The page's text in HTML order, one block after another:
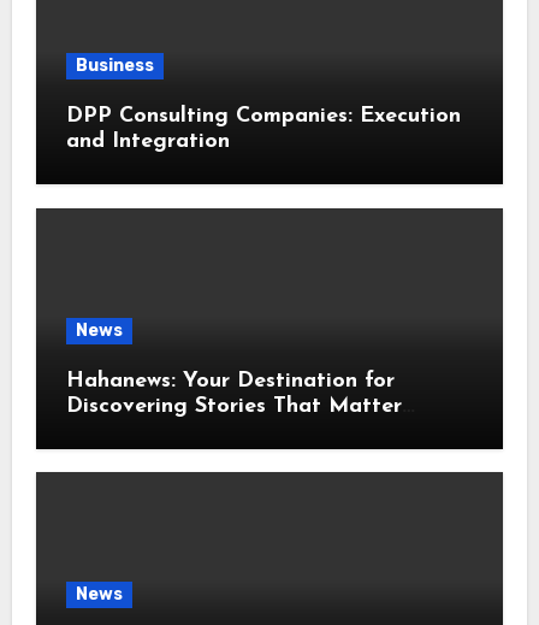
Business
DPP Consulting Companies: Execution
and Integration
News
Hahanews: Your Destination for
Discovering Stories That Matter
News